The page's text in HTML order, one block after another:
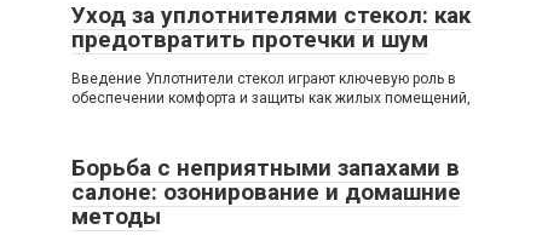
Уход за уплотнителями стекол: как
предотвратить протечки и шум
Введение Уплотнители стекол играют ключевую роль в
обеспечении комфорта и защиты как жилых помещений,
Борьба с неприятными запахами в
салоне: озонирование и домашние
методы